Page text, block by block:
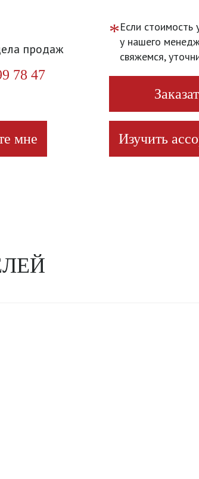
продаж
78 47
мне
*Если стоимость
у нашего
свяжемся,
Изучить